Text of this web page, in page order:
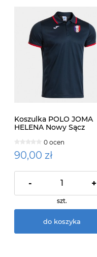
Koszulka POLO JOMA
HELENA Nowy Sącz
0 ocen
90,00 zł
- +
szt.
do koszyka